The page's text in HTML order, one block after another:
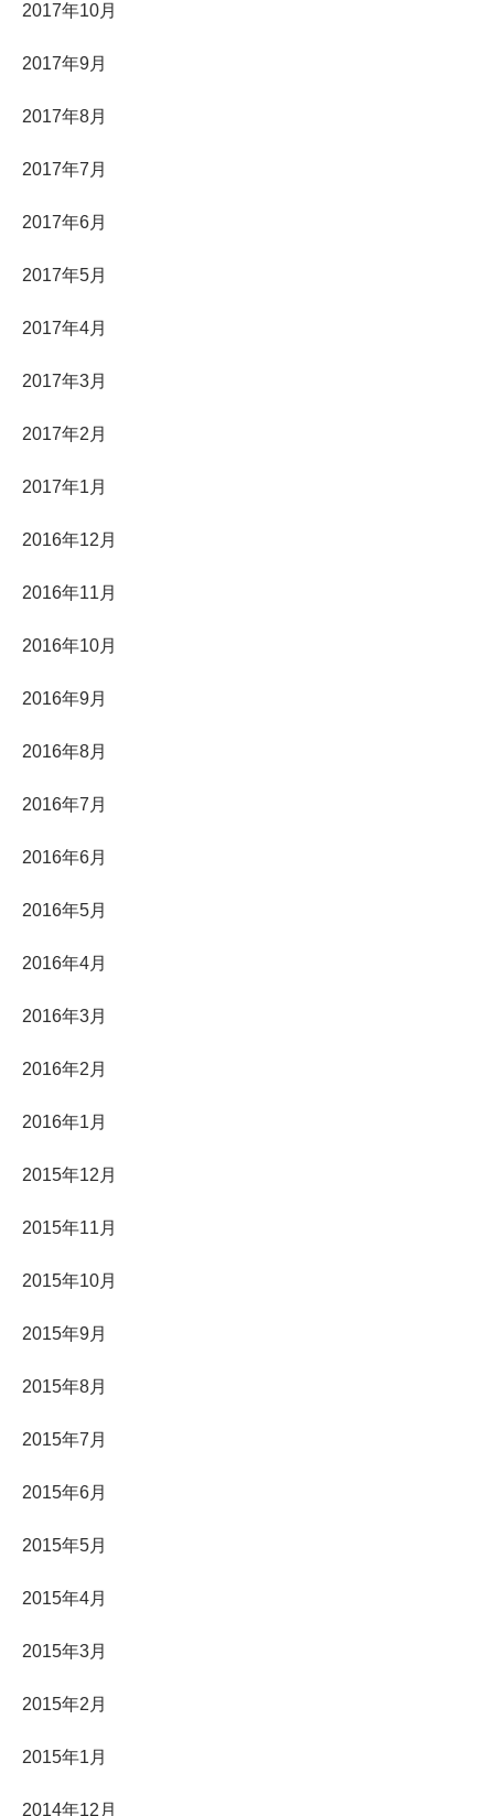
2017年10月
2017年9月
2017年8月
2017年7月
2017年6月
2017年5月
2017年4月
2017年3月
2017年2月
2017年1月
2016年12月
2016年11月
2016年10月
2016年9月
2016年8月
2016年7月
2016年6月
2016年5月
2016年4月
2016年3月
2016年2月
2016年1月
2015年12月
2015年11月
2015年10月
2015年9月
2015年8月
2015年7月
2015年6月
2015年5月
2015年4月
2015年3月
2015年2月
2015年1月
2014年12月